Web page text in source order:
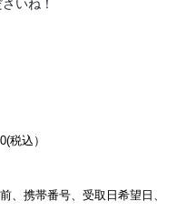
いね！
込）
、携帯番号、受取日希望日、